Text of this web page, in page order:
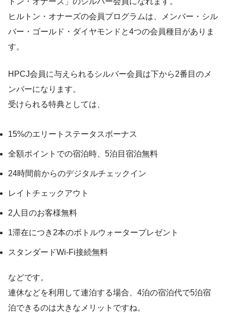
ヒルトン・オナーズの会員プログラムは、メンバー・シル
バー・ゴールド・ダイヤモンドと4つの会員種目がありま
す。
HPCJ会員に与えられるシルバー会員は下から2番目のメ
ンバーになります。
受けられる特典としては、
15%のエリートステータスボーナス
全額ポイントでの宿泊時、5泊目宿泊無料
24時間前からのデジタルチェックイン
レイトチェックアウト
2人目のお客様無料
1滞在につき2本のボトルウォータープレゼント
スタンダードWi-Fi接続無料
などです。
連休などを利用して連泊する場合、4泊の宿泊代で5泊宿
泊できるのは大きなメリットですね。